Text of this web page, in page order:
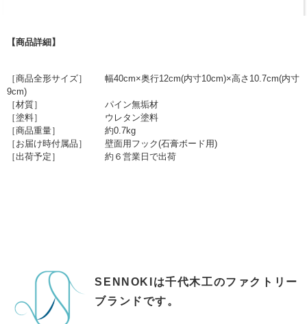
【商品詳細】
［商品全形サイズ］ 幅40cm×奥行12cm(内寸10cm)×高さ10.7cm(内寸
9cm)
［材質］ パイン無垢材
［塗料］ ウレタン塗料
［商品重量］ 約0.7kg
［お届け時付属品］ 壁面用フック(石膏ボード用)
［出荷予定］ 約６営業日で出荷
SENNOKIは千代木工のファクトリー
ブランドです。